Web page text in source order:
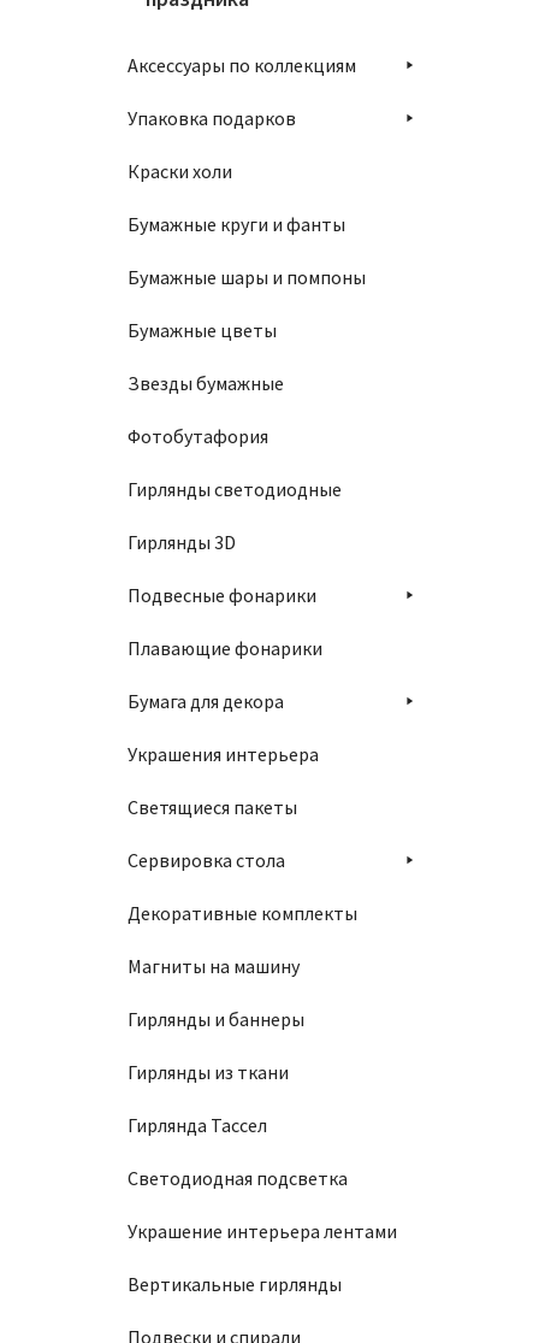
Аксессуары по коллекциям
Упаковка подарков
Краски холи
Бумажные круги и фанты
Бумажные шары и помпоны
Бумажные цветы
Звезды бумажные
Фотобутафория
Гирлянды светодиодные
Гирлянды 3D
Подвесные фонарики
Плавающие фонарики
Бумага для декора
Украшения интерьера
Светящиеся пакеты
Сервировка стола
Декоративные комплекты
Магниты на машину
Гирлянды и баннеры
Гирлянды из ткани
Гирлянда Тассел
Светодиодная подсветка
Украшение интерьера лентами
Вертикальные гирлянды
Подвески и спирали